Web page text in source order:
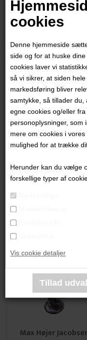
cookies
Denne hjemmeside
side og for at huske
cookies laver vi
så vi sikrer, at siden
markedsføring bliver
samtykke, så tillader
egne cookies og/eller
personoplysninger,
mere om cookies i vores
mulighed for at trække
Herunder kan du vælge
forskellige typer af
Vis cookie detaljer
Max Højer
2.800,00DKK
"Mini Max - Du kan
H: 10 cm.
Flere støbninger
PRODUKTBESKRIVELSE
PRODUKTINFORMATION
Andre værker
Max Højer